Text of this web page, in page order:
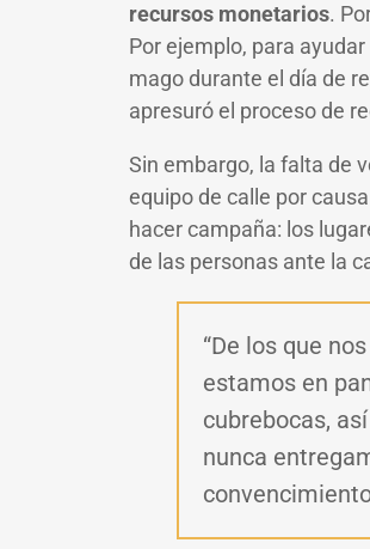
recursos monetarios.
Por ejemplo, para
mago durante el día de
apresuró el proceso de
Sin embargo, la falta de
equipo de calle por
hacer campaña: los
de las personas ante la
“De los que
estamos en
cubrebocas,
nunca